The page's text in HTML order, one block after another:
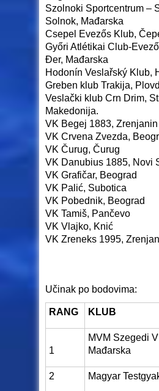
Szolnoki Sportcentrum –
Solnok, Mađarska
Csepel Evezős Klub,
Győri Atlétikai Club-
Đer, Mađarska
Hodonín Veslařský Klub,
Greben klub Trakija,
Veslački klub Crn Drim,
Makedonija.
VK Begej 1883, Zrenjanin
VK Crvena Zvezda,
VK Čurug, Čurug
VK Danubius 1885, Novi
VK Grafičar, Beograd
VK Palić, Subotica
VK Pobednik, Beograd
VK Tamiš, Pančevo
VK Vlajko, Knić
VK Zreneks 1995,
Učinak po bodovima:
RANG KLUB
1
MVM Szegedi
Mađarska
2 Magyar